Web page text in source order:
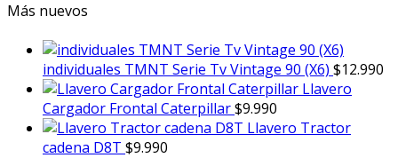
Más nuevos
individuales TMNT Serie Tv Vintage 90 (X6) $12.990
Llavero
Cargador Frontal Caterpillar$9.990
Llavero Tractor
cadena D8T $9.990